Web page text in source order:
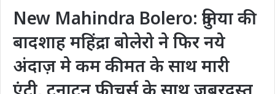
New Mahindra Bolero: दुनिया की
बादशाह महिंद्रा बोलेरो ने फिर नये
अंदाज़ मे कम कीमत के साथ मारी
एंट्री, टनाटन फीचर्स के साथ जबरदस्त